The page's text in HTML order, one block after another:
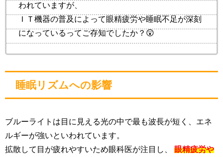
われていますが、
ＩＴ機器の普及によって眼精疲労や睡眠不足が深刻
になっているってご存知でしたか？😲
睡眠リズムへの影響
ブルーライトは目に見える光の中で最も波長が短く、エネ
ルギーが強いといわれています。
拡散して目が疲れやすいため眼科医が注目し、 眼精疲労や